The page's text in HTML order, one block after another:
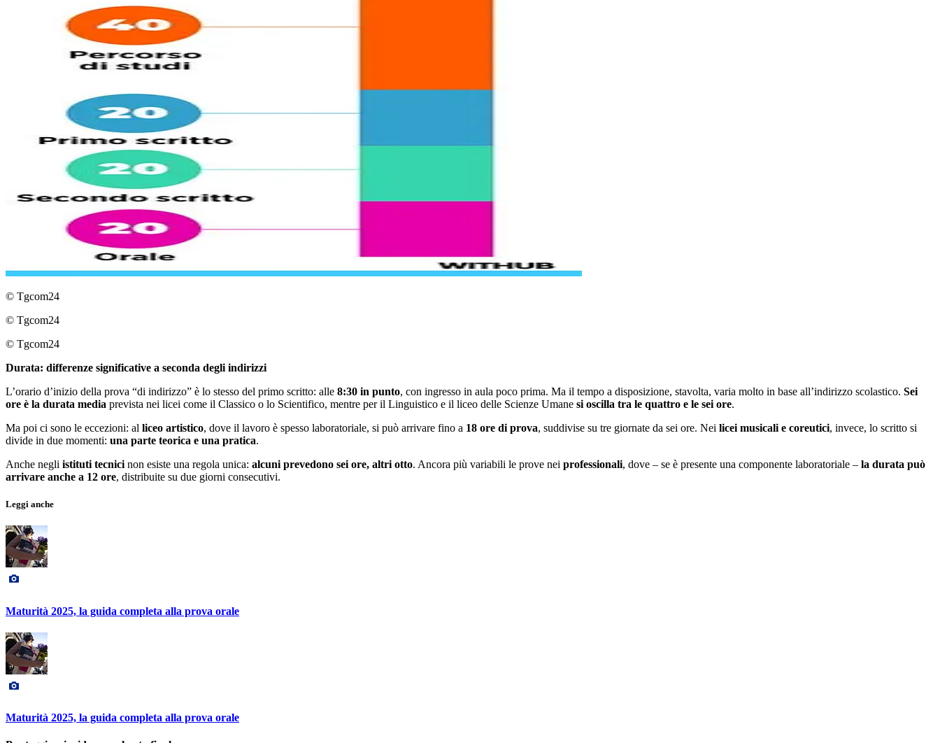
© Tgcom24
© Tgcom24
© Tgcom24
Durata: differenze significative a seconda degli indirizzi
L’orario d’inizio della prova “di indirizzo” è lo stesso del primo scritto: alle 8:30 in punto, con ingresso in aula poco prima. Ma il tempo a disposizione, stavolta, varia molto in base all’indirizzo scolastico. Sei
ore è la durata media prevista nei licei come il Classico o lo Scientifico, mentre per il Linguistico e il liceo delle Scienze Umane si oscilla tra le quattro e le sei ore.
Ma poi ci sono le eccezioni: al liceo artistico, dove il lavoro è spesso laboratoriale, si può arrivare fino a 18 ore di prova, suddivise su tre giornate da sei ore. Nei licei musicali e coreutici, invece, lo scritto si
divide in due momenti: una parte teorica e una pratica.
Anche negli istituti tecnici non esiste una regola unica: alcuni prevedono sei ore, altri otto. Ancora più variabili le prove nei professionali, dove – se è presente una componente laboratoriale – la durata può
arrivare anche a 12 ore, distribuite su due giorni consecutivi.
Leggi anche
Maturità 2025, la guida completa alla prova orale
Maturità 2025, la guida completa alla prova orale